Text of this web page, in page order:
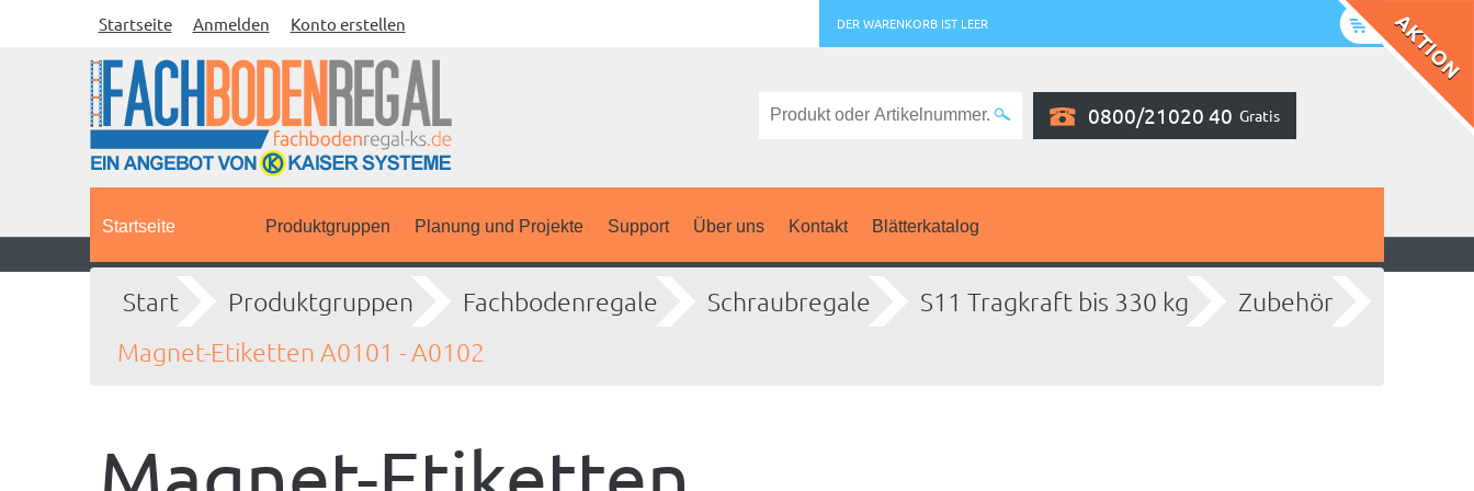
Startseite Anmelden Konto erstellen DER WARENKORB IST LEER
0800/21020 40 Gratis
Startseite Produktgruppen Planung und Projekte Support Über uns Kontakt Blätterkatalog
Start Produktgruppen Fachbodenregale Schraubregale S11 Tragkraft bis 330 kg
Zubehör
Magnet-Etiketten A0101 - A0102